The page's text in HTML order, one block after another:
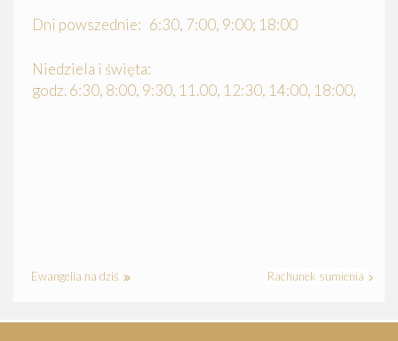
Dni powszednie: 6:30, 7:00, 9:00; 18:00
Niedziela i święta:
godz. 6:30, 8:00, 9:30, 11.00, 12:30, 14:00, 18:00,
Ewangelia na dziś Rachunek sumienia